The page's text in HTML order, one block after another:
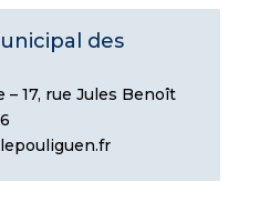
des
– 17, rue Jules Benoît